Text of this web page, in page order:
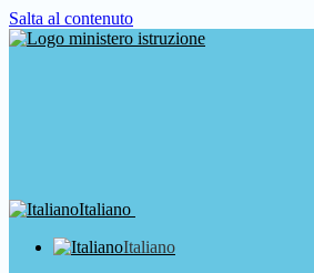
Salta al contenuto
Italiano
Italiano